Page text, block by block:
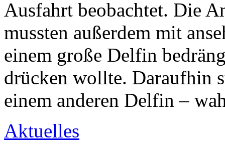
Ausfahrt beobachtet. Die
mussten außerdem mit
einem große Delfin
drücken wollte. Daraufhin
einem anderen Delfin –
Aktuelles